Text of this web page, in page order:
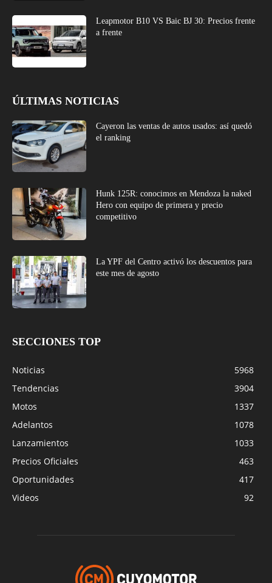
Leapmotor B10 VS Baic BJ 30: Precios frente
a frente
ÚLTIMAS NOTICIAS
Cayeron las ventas de autos usados: así quedó
el ranking
Hunk 125R: conocimos en Mendoza la naked
Hero con equipo de primera y precio
competitivo
La YPF del Centro activó los descuentos para
este mes de agosto
SECCIONES TOP
Noticias
5968
Tendencias
3904
Motos
1337
Adelantos
1078
Lanzamientos
1033
Precios Oficiales
463
Oportunidades
417
Videos
92